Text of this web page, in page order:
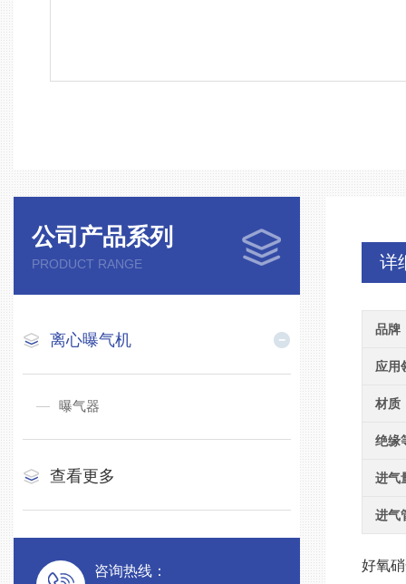
公司产品系列
PRODUCT RANGE
离心曝气机
曝气器
查看更多
咨询热线：
详
品牌
应用
材质
绝缘
进气
进气
好氧